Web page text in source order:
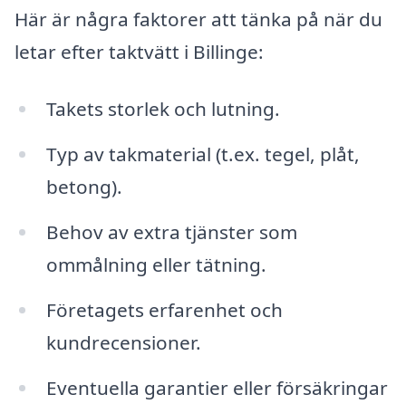
Här är några faktorer att tänka på när du
letar efter taktvätt i Billinge:
Takets storlek och lutning.
Typ av takmaterial (t.ex. tegel, plåt,
betong).
Behov av extra tjänster som
ommålning eller tätning.
Företagets erfarenhet och
kundrecensioner.
Eventuella garantier eller försäkringar